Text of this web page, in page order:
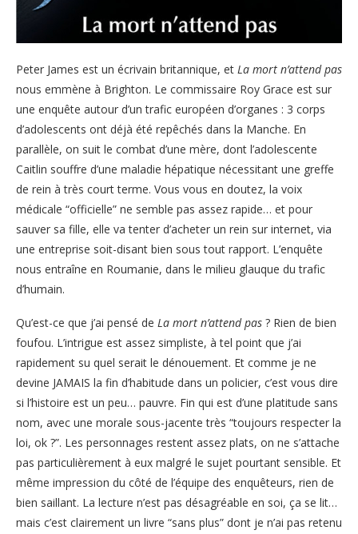
Peter James est un écrivain britannique, et La mort n’attend pas
nous emmène à Brighton. Le commissaire Roy Grace est sur
une enquête autour d’un trafic européen d’organes : 3 corps
d’adolescents ont déjà été repêchés dans la Manche. En
parallèle, on suit le combat d’une mère, dont l’adolescente
Caitlin souffre d’une maladie hépatique nécessitant une greffe
de rein à très court terme. Vous vous en doutez, la voix
médicale “officielle” ne semble pas assez rapide… et pour
sauver sa fille, elle va tenter d’acheter un rein sur internet, via
une entreprise soit-disant bien sous tout rapport. L’enquête
nous entraîne en Roumanie, dans le milieu glauque du trafic
d’humain.
Qu’est-ce que j’ai pensé de La mort n’attend pas ? Rien de bien
foufou. L’intrigue est assez simpliste, à tel point que j’ai
rapidement su quel serait le dénouement. Et comme je ne
devine JAMAIS la fin d’habitude dans un policier, c’est vous dire
si l’histoire est un peu… pauvre. Fin qui est d’une platitude sans
nom, avec une morale sous-jacente très “toujours respecter la
loi, ok ?”. Les personnages restent assez plats, on ne s’attache
pas particulièrement à eux malgré le sujet pourtant sensible. Et
même impression du côté de l’équipe des enquêteurs, rien de
bien saillant. La lecture n’est pas désagréable en soi, ça se lit…
mais c’est clairement un livre “sans plus” dont je n’ai pas retenu